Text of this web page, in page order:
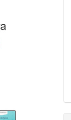
видами
своего
детский
народа
значимую
по
носит